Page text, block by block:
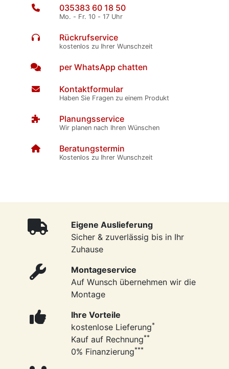
035383 60 18 50
Mo. - Fr. 10 - 17 Uhr
Rückrufservice
kostenlos zu Ihrer Wunschzeit
per WhatsApp chatten
Kontaktformular
Haben Sie Fragen zu einem Produkt
Planungsservice
Wir planen nach Ihren Wünschen
Beratungstermin
Kostenlos zu Ihrer Wunschzeit
Eigene Auslieferung
Sicher & zuverlässig bis in Ihr
Zuhause
Montageservice
Auf Wunsch übernehmen wir die
Montage
Ihre Vorteile
kostenlose Lieferung*
Kauf auf Rechnung**
0% Finanzierung***